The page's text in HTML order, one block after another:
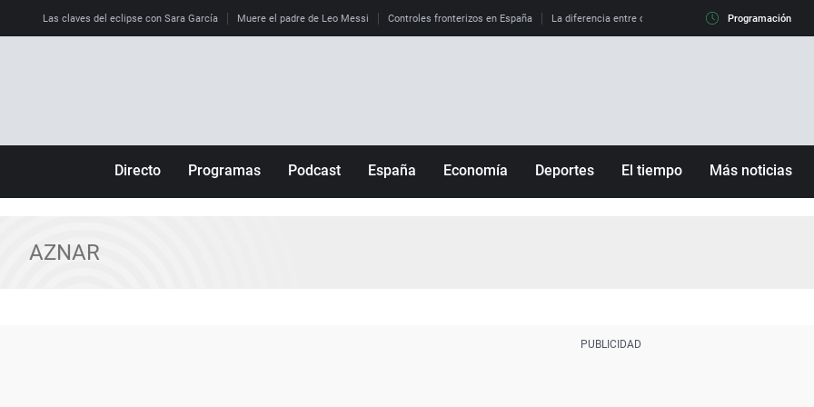
Las claves del eclipse con Sara García Muere el padre de Leo Messi Controles fronterizos en España La diferencia entre observar el eclipse al 99% y al 100%
Programación
Directo Programas Podcast España Economía Deportes El tiempo Más noticias
AZNAR